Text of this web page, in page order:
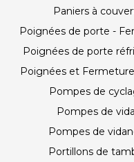
Paniers à
Poignées de porte -
Poignées de porte
Poignées et
Pompes de
Pompes de
Pompes de
Portillons de